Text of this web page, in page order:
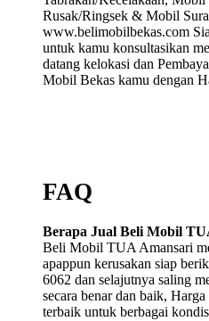
Rusak/Ringsek & Mobil
www.belimobilbekas.com
untuk kamu konsultasikan
datang kelokasi dan
Mobil Bekas kamu dengan
FAQ
Berapa Jual Beli Mobil
Beli Mobil TUA Amansari
apappun kerusakan siap
6062 dan selajutnya saling
secara benar dan baik,
terbaik untuk berbagai